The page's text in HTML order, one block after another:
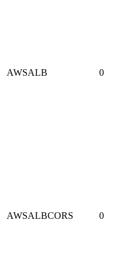
AWSALB 0
AWSALBCORS 0